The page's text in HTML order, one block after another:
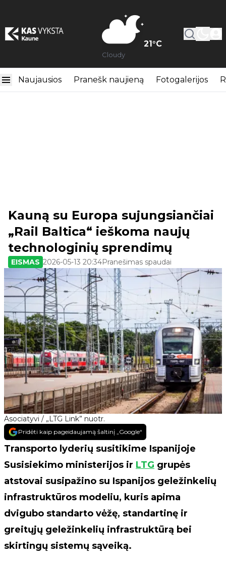
21°C
Cloudy
Naujausios Pranešk naujieną Fotogalerijos
Asociatyvi / „LTG Link” nuotr.
Kauną su Europa sujungsiančiai
„Rail Baltica“ ieškoma naujų
technologinių sprendimų
EISMAS 2026-05-13 20:34Pranešimas spaudai
Pridėti kaip pageidaujamą šaltinį „Google“
Transporto lyderių susitikime Ispanijoje
Susisiekimo ministerijos ir LTG grupės
atstovai susipažino su Ispanijos geležinkelių
infrastruktūros modeliu, kuris apima
dvigubo standarto vėžę, standartinę ir
greitųjų geležinkelių infrastruktūrą bei
skirtingų sistemų sąveiką.